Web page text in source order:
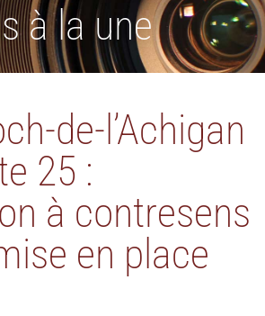
à la une
de-l’Achigan
25 :
à contresens
en place